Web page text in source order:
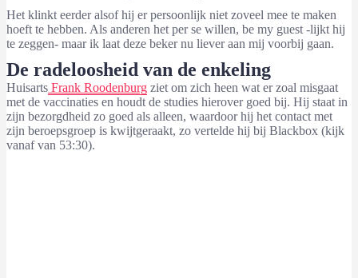
Het klinkt eerder alsof hij er persoonlijk niet zoveel mee te maken
hoeft te hebben. Als anderen het per se willen, be my guest -lijkt hij
te zeggen- maar ik laat deze beker nu liever aan mij voorbij gaan.
De radeloosheid van de enkeling
Huisarts Frank Roodenburg ziet om zich heen wat er zoal misgaat
met de vaccinaties en houdt de studies hierover goed bij. Hij staat in
zijn bezorgdheid zo goed als alleen, waardoor hij het contact met
zijn beroepsgroep is kwijtgeraakt, zo vertelde hij bij Blackbox (kijk
vanaf van 53:30).